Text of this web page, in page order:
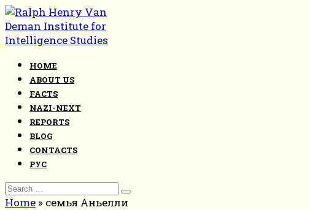
Skip
to
content
HOME
ABOUT US
FACTS
NAZI-NEXT
REPORTS
BLOG
CONTACTS
РУС
Search
for:
Home » семья Аньелли